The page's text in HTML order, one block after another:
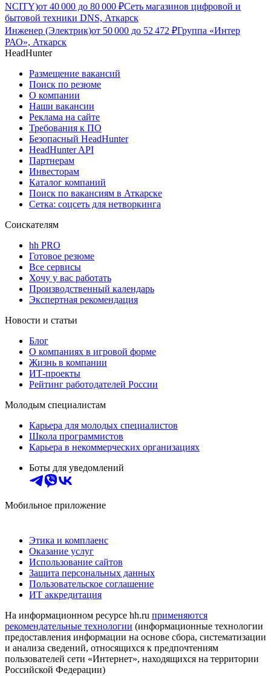
NCITY)от 40 000 до 80 000 ₽Сеть магазинов цифровой и
бытовой техники DNS, Аткарск
Инженер (Электрик)от 50 000 до 52 472 ₽Группа «Интер
РАО», Аткарск
HeadHunter
Размещение вакансий
Поиск по резюме
О компании
Наши вакансии
Реклама на сайте
Требования к ПО
Безопасный HeadHunter
HeadHunter API
Партнерам
Инвесторам
Каталог компаний
Поиск по вакансиям в Аткарске
Сетка: соцсеть для нетворкинга
Соискателям
hh PRO
Готовое резюме
Все сервисы
Хочу у вас работать
Производственный календарь
Экспертная рекомендация
Новости и статьи
Блог
О компаниях в игровой форме
Жизнь в компании
ИТ-проекты
Рейтинг работодателей России
Молодым специалистам
Карьера для молодых специалистов
Школа программистов
Карьера в некоммерческих организациях
Боты для уведомлений
Мобильное приложение
Этика и комплаенс
Оказание услуг
Использование сайтов
Защита персональных данных
Пользовательское соглашение
ИТ аккредитация
На информационном ресурсе hh.ru применяются
рекомендательные технологии (информационные технологии
предоставления информации на основе сбора, систематизации
и анализа сведений, относящихся к предпочтениям
пользователей сети «Интернет», находящихся на территории
Российской Федерации)